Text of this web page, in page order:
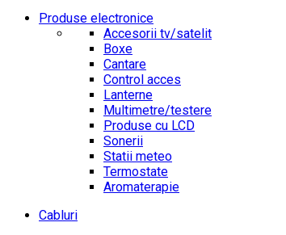
Produse electronice
Accesorii tv/satelit
Boxe
Cantare
Control acces
Lanterne
Multimetre/testere
Produse cu LCD
Sonerii
Statii meteo
Termostate
Aromaterapie
Cabluri